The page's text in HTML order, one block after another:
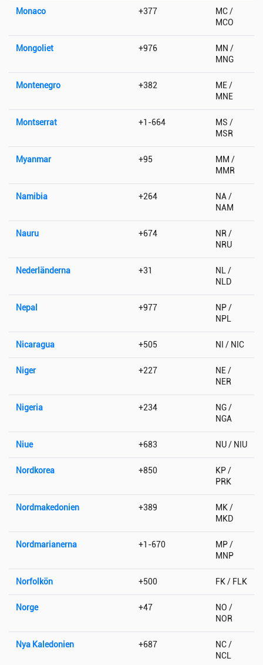
Monaco +377
MC /
MCO
Mongoliet +976
MN /
MNG
Montenegro +382
ME /
MNE
Montserrat +1-664
MS /
MSR
Myanmar +95
MM /
MMR
Namibia +264
NA /
NAM
Nauru +674
NR /
NRU
Nederländerna +31
NL /
NLD
Nepal +977
NP /
NPL
Nicaragua +505 NI / NIC
Niger +227
NE /
NER
Nigeria +234
NG /
NGA
Niue +683 NU / NIU
Nordkorea +850
KP /
PRK
Nordmakedonien +389
MK /
MKD
Nordmarianerna +1-670
MP /
MNP
Norfolkön +500 FK / FLK
Norge +47
NO /
NOR
Nya Kaledonien +687
NC /
NCL